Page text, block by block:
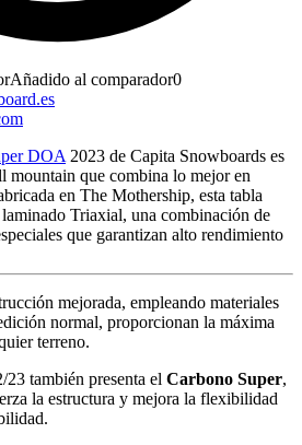
Añadido al comparador0
DOA 2023 de Capita Snowboards es
mountain que combina lo mejor en
en The Mothership, esta tabla
Triaxial, una combinación de
que garantizan alto rendimiento
mejorada, empleando materiales
normal, proporcionan la máxima
terreno.
también presenta el Carbono Super,
la estructura y mejora la flexibilidad